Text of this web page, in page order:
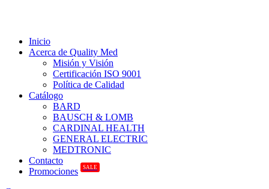
Inicio
Acerca de Quality Med
Misión y Visión
Certificación ISO 9001
Política de Calidad
Catálogo
BARD
BAUSCH & LOMB
CARDINAL HEALTH
GENERAL ELECTRIC
MEDTRONIC
Contacto
Promociones
SALE